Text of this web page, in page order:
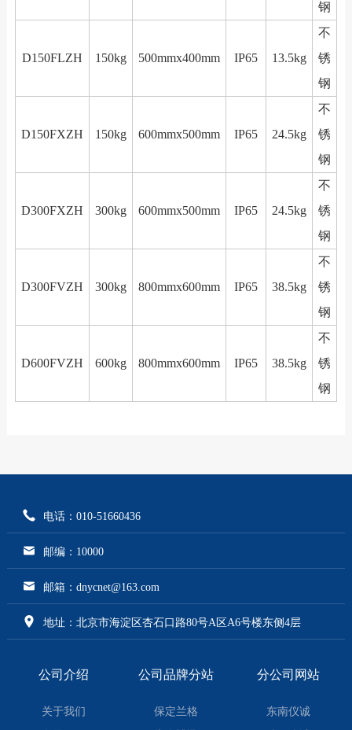
钢
D150FLZH 150kg 500mmx400mm IP65 13.5kg
不
锈
钢
D150FXZH 150kg 600mmx500mm IP65 24.5kg
不
锈
钢
D300FXZH 300kg 600mmx500mm IP65 24.5kg
不
锈
钢
D300FVZH 300kg 800mmx600mm IP65 38.5kg
不
锈
钢
D600FVZH 600kg 800mmx600mm IP65 38.5kg
不
锈
钢
电话：010-51660436
邮编：10000
邮箱：dnycnet@163.com
地址：北京市海淀区杏石口路80号A区A6号楼东侧4层
公司介绍
关于我们
公司品牌分站
保定兰格
分公司网站
东南仪诚